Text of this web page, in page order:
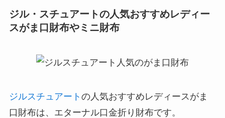
ジル・スチュアートの人気おすすめレディー
スがま口財布やミニ財布
ジルスチュアート の人気おすすめレディースがま
口財布は、エターナル口金折り財布です。